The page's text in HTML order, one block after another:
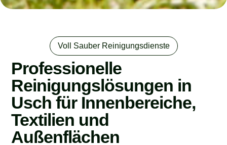
Voll Sauber Reinigungsdienste
Professionelle
Reinigungslösungen in
Usch für Innenbereiche,
Textilien und
Außenflächen